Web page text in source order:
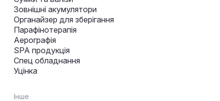
Зовнішні акумулятори
Органайзер для зберігання
Парафінотерапія
Аерографія
SPA продукція
Спец обладнання
Уцінка
Інше